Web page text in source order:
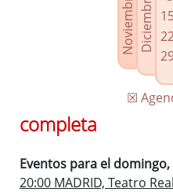
Agenda de Presidencia
Plenos provinciales y Juntas
Oficina de Proyectos Europeos
☒
completa
Eventos para el
20:00 MADRID, Teatro